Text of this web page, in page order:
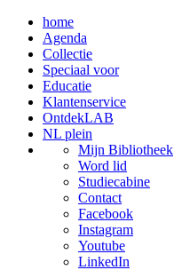
home
Agenda
Collectie
Speciaal voor
Educatie
Klantenservice
OntdekLAB
NL plein
Mijn Bibliotheek
Word lid
Studiecabine
Contact
Facebook
Instagram
Youtube
LinkedIn